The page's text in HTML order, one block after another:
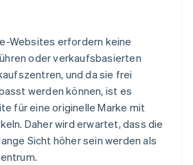
Websites erfordern keine
oder verkaufsbasierten
und da sie frei
werden können, ist es
für eine originelle Marke mit
Daher wird erwartet, dass die
Sicht höher sein werden als